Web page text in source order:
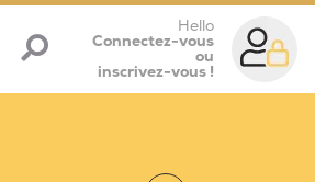
Hello
Connectez-vous
ou
inscrivez-vous !